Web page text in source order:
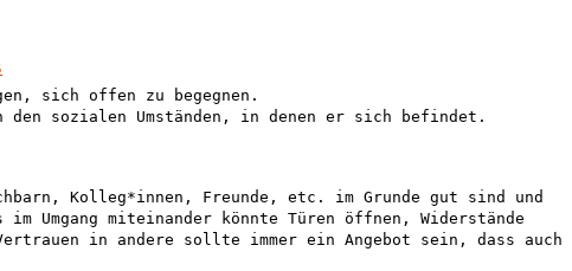
sich offen zu begegnen.
den sozialen Umständen, in denen er sich befindet.
Kolleg*innen, Freunde, etc. im Grunde gut sind und
Umgang miteinander könnte Türen öffnen, Widerstände
in andere sollte immer ein Angebot sein, dass auch